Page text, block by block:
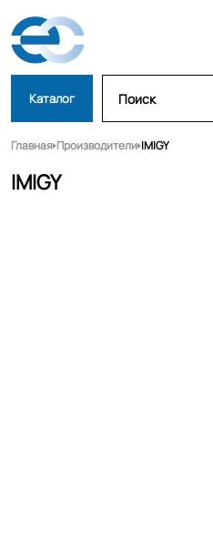
Каталог
Главная Производители IMIGY
IMIGY